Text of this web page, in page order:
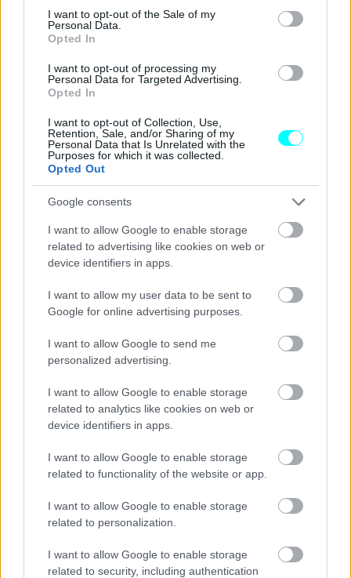
consent section.
I want to opt-out of the Sale of my
Personal Data.
Opted In
I want to opt-out of processing my
Personal Data for Targeted Advertising.
Opted In
I want to opt-out of Collection, Use,
Retention, Sale, and/or Sharing of my
Personal Data that Is Unrelated with the
Purposes for which it was collected.
Opted Out
Google consents
I want to allow Google to enable storage
related to advertising like cookies on web or
device identifiers in apps.
I want to allow my user data to be sent to
Google for online advertising purposes.
I want to allow Google to send me
personalized advertising.
I want to allow Google to enable storage
related to analytics like cookies on web or
device identifiers in apps.
I want to allow Google to enable storage
related to functionality of the website or app.
I want to allow Google to enable storage
related to personalization.
I want to allow Google to enable storage
related to security, including authentication
Περνώντας στα πρωτότυπα, οι καλύτεροι χρόνοι είναι
σχεδόν ένα λεπτό χαμηλότερα, με την εντυπωσιακή
επίδοση τόσο χαμηλά, που είναι να αναρωτιέσαι πότε και